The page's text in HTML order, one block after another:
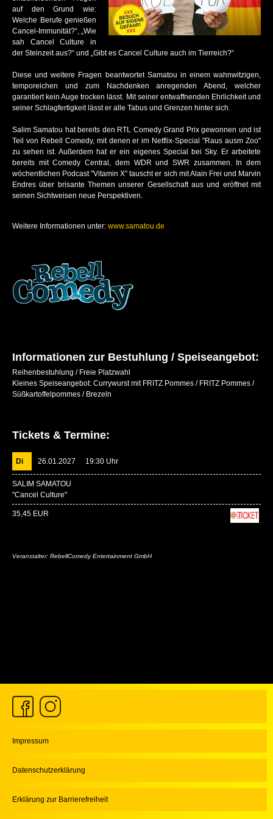
WORK LIFE WHAT?
INGRID KÜHNE
DON CLARKE
TOBIAS BORN
DR. POP
GINA & GLINDA
DANIEL LUIS
JERRY VSAN
INGMAR STADELMANN
KAY RAY SHOW
ELKE WINTER
auf den Grund wie:
Welche Berufe genießen
Cancel-Immunität?“, „Wie
sah Cancel Culture in
der Steinzeit aus?“ und „Gibt es Cancel Culture auch im Tierreich?“
Diese und weitere Fragen beantwortet Samatou in einem wahnwitzigen,
temporeichen und zum Nachdenken anregenden Abend, welcher
garantiert kein Auge trocken lässt. Mit seiner entwaffnenden Ehrlichkeit und
seiner Schlagfertigkeit lässt er alle Tabus und Grenzen hinter sich.
Salim Samatou hat bereits den RTL Comedy Grand Prix gewonnen und ist
Teil von Rebell Comedy, mit denen er im Netflix-Special "Raus ausm Zoo"
zu sehen ist. Außerdem hat er ein eigenes Special bei Sky. Er arbeitete
bereits mit Comedy Central, dem WDR und SWR zusammen. In dem
wöchentlichen Podcast "Vitamin X" tauscht er sich mit Alain Frei und Marvin
Endres über brisante Themen unserer Gesellschaft aus und eröffnet mit
seinen Sichtweisen neue Perspektiven.
Weitere Informationen unter: www.samatou.de
Informationen zur Bestuhlung / Speiseangebot:
Reihenbestuhlung / Freie Platzwahl
Kleines Speiseangebot: Currywurst mit FRITZ Pommes / FRITZ Pommes /
Süßkartoffelpommes / Brezeln
Tickets & Termine:
Di 26.01.2027 19:30 Uhr
SALIM SAMATOU
"Cancel Culture"
35,45 EUR
Veranstalter: RebellComedy Entertainment GmbH
Impressum
Datenschutzerklärung
Erklärung zur Barrierefreiheit